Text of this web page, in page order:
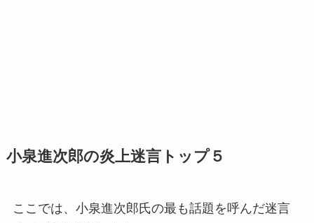
小泉進次郎の炎上迷言トップ５
ここでは、小泉進次郎氏の最も話題を呼んだ迷言